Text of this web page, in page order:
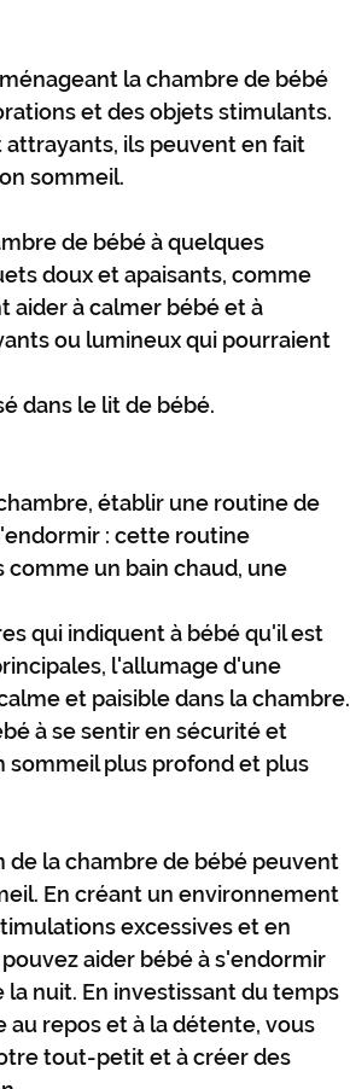
la chambre de bébé
et des objets stimulants.
ils peuvent en fait
sommeil.
de bébé à quelques
doux et apaisants, comme
aider à calmer bébé et à
ou lumineux qui pourraient
dans le lit de bébé.
établir une routine de
: cette routine
un bain chaud, une
qui indiquent à bébé qu'il est
l'allumage d'une
et paisible dans la chambre.
à se sentir en sécurité et
sommeil plus profond et plus
de la chambre de bébé peuvent
En créant un environnement
excessives et en
aider bébé à s'endormir
nuit. En investissant du temps
repos et à la détente, vous
tout-petit et à créer des